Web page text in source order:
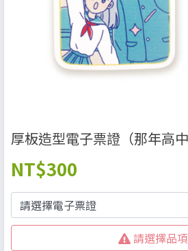
厚板造型電子票證（那年高中
NT$300
請選擇品項